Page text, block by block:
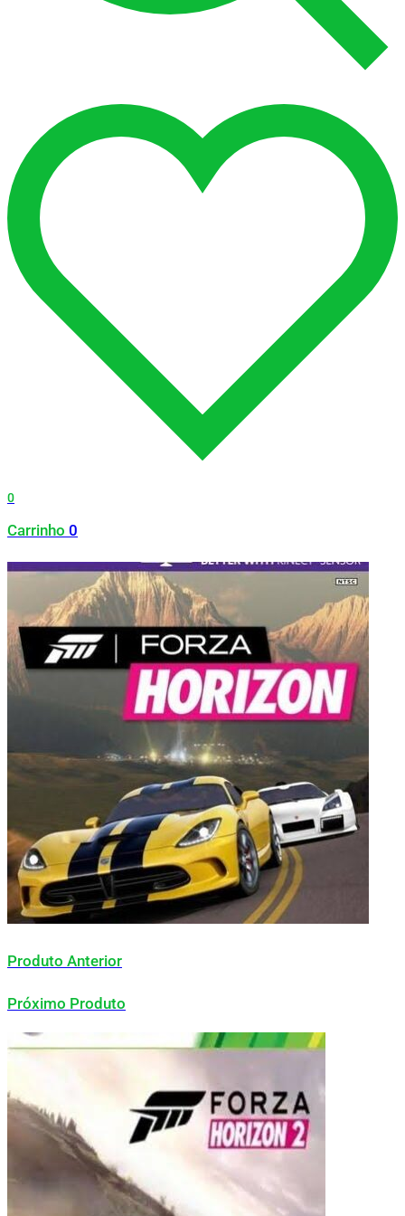
0
Carrinho 0
Produto Anterior
Próximo Produto